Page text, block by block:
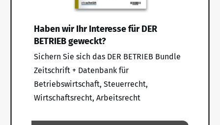
Haben wir Ihr Interesse für DER
BETRIEB geweckt?
Sichern Sie sich das DER BETRIEB Bundle
Zeitschrift + Datenbank für
Betriebswirtschaft, Steuerrecht,
Wirtschaftsrecht, Arbeitsrecht